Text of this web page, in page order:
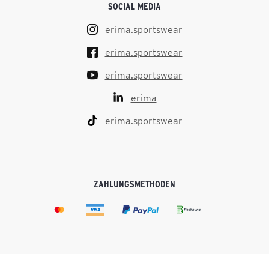
SOCIAL MEDIA
erima.sportswear
erima.sportswear
erima.sportswear
erima
erima.sportswear
ZAHLUNGSMETHODEN